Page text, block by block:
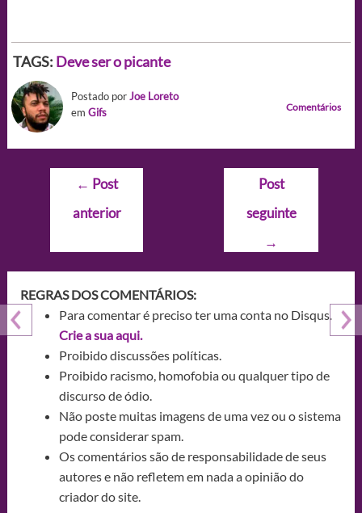
TAGS: Deve ser o picante
Postado porJoe Loreto
em Gifs Comentários
Navegação
Post
← Post
anterior
Post
seguinte
→
REGRAS DOS COMENTÁRIOS:
Para comentar é preciso ter uma conta no Disqus.
Crie a sua aqui.
Proibido discussões políticas.
Proibido racismo, homofobia ou qualquer tipo de
discurso de ódio.
Não poste muitas imagens de uma vez ou o sistema
pode considerar spam.
Os comentários são de responsabilidade de seus
autores e não refletem em nada a opinião do
criador do site.